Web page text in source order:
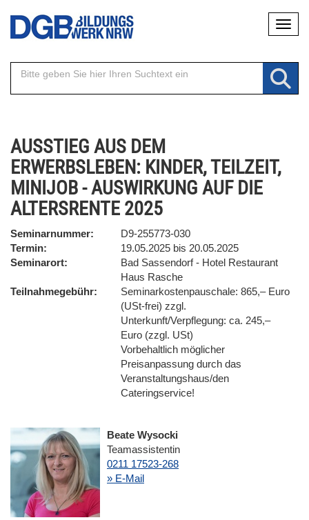
Direkt
Inhalt
AUSSTIEG AUS DEM
ERWERBSLEBEN: KINDER, TEILZEIT,
MINIJOB - AUSWIRKUNG AUF DIE
ALTERSRENTE 2025
Seminarnummer
D9-255773-030
Termin
19.05.2025 bis 20.05.2025
Seminarort
Bad Sassendorf - Hotel Restaurant
Haus Rasche
Teilnahmegebühr
Seminarkostenpauschale: 865,– Euro
(USt-frei) zzgl.
Unterkunft/Verpflegung: ca. 245,–
Euro (zzgl. USt)
Vorbehaltlich möglicher
Preisanpassung durch das
Veranstaltungshaus/den
Cateringservice!
Beate Wysocki
Teamassistentin
0211 17523-268
» E-Mail